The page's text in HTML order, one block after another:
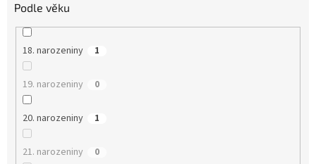
Podle věku
18. narozeniny 1
19. narozeniny 0
20. narozeniny 1
21. narozeniny 0